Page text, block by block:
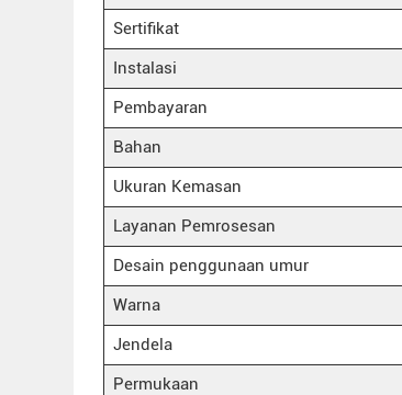
Sertifikat
Instalasi
Pembayaran
Bahan
Ukuran Kemasan
Layanan Pemrosesan
Desain penggunaan umur
Warna
Jendela
Permukaan